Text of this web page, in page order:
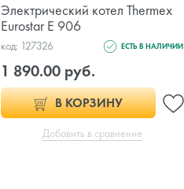
Электрический котел Thermex
Eurostar E 906
код: 127326 ЕСТЬ В НАЛИЧИИ
1 890.00 руб.
В КОРЗИНУ
Добавить в сравнение